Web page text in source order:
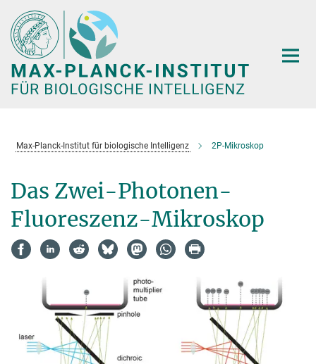
Hauptinhalt
Max-Planck-Institut für biologische Intelligenz 2P-Mikroskop
Das Zwei-Photonen-
Fluoreszenz-Mikroskop